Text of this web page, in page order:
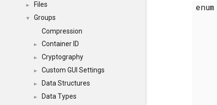
► Files
▼
Groups
Compression
► Container ID
► Cryptography
► Custom GUI Settings
► Data Structures
► Data Types